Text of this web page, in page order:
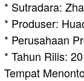
* Sutradara:
* Produser:
* Perusahaan
* Tahun Rilis:
Tempat